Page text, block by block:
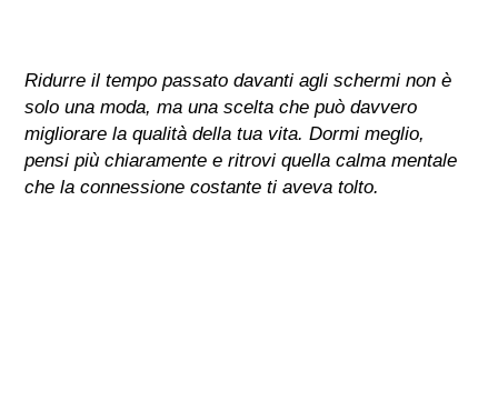
Ridurre il tempo passato davanti agli schermi non è
solo una moda, ma una scelta che può davvero
migliorare la qualità della tua vita. Dormi meglio,
pensi più chiaramente e ritrovi quella calma mentale
che la connessione costante ti aveva tolto.